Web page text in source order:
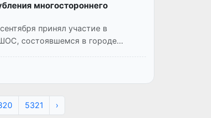
многостороннего
принял участие в
состоявшемся в городе
5321 ›